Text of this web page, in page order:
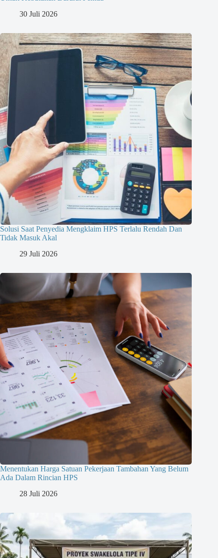
30 Juli 2026
Solusi Saat Penyedia Mengklaim HPS Terlalu Rendah Dan
Tidak Masuk Akal
29 Juli 2026
Menentukan Harga Satuan Pekerjaan Tambahan Yang Belum
Ada Dalam Rincian HPS
28 Juli 2026